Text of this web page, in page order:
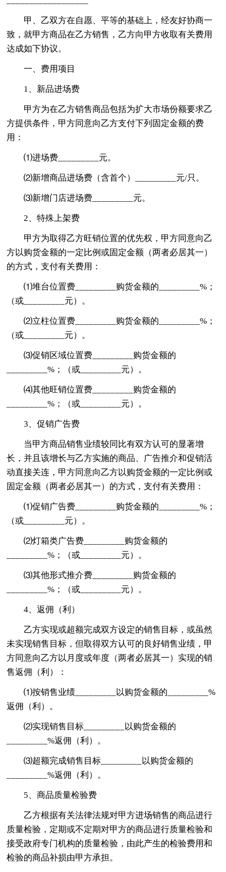
甲、乙双方在自愿、平等的基础上，经友好协商一
致，就甲方商品在乙方销售，乙方向甲方收取有关费用
达成如下协议。
一、费用项目
1、新品进场费
甲方为在乙方销售商品包括为扩大市场份额要求乙
方提供条件，甲方同意向乙方支付下列固定金额的费
用：
⑴进场费_________元。
⑵新增商品进场费（含首个）_________元/只。
⑶新增门店进场费_________元。
2、特殊上架费
甲方为取得乙方旺销位置的优先权，甲方同意向乙
方以购货金额的一定比例或固定金额（两者必居其一）
的方式，支付有关费用：
⑴堆台位置费_________购货金额的_________%；
（或_________元）。
⑵立柱位置费_________购货金额的_________%；
（或_________元）。
⑶促销区域位置费_________购货金额的
_________%；（或_________元）。
⑷其他旺销位置费_________购货金额的
_________%；（或_________元）。
3、促销广告费
当甲方商品销售业绩较同比有双方认可的显著增
长，并且该增长与乙方实施的商品、广告推介和促销活
动直接关连，甲方同意向乙方以购货金额的一定比例或
固定金额（两者必居其一）的方式，支付有关费用：
⑴促销广告费_________购货金额的_________%；
（或_________元）。
⑵灯箱类广告费_________购货金额的
_________%；（或_________元）。
⑶其他形式推介费_________购货金额的
_________%；（或_________元）。
4、返佣（利）
乙方实现或超额完成双方设定的销售目标，或虽然
未实现销售目标，但取得双方认可的良好销售业绩，甲
方同意向乙方以月度或年度（两者必居其一）实现的销
售返佣（利）：
⑴按销售业绩_________以购货金额的_________%
返佣（利）。
⑵实现销售目标_________以购货金额的
_________%返佣（利）。
⑶超额完成销售目标_________以购货金额的
_________%返佣（利）。
5、商品质量检验费
乙方根据有关法律法规对甲方进场销售的商品进行
质量检验，定期或不定期对甲方的商品进行质量检验和
接受政府专门机构的质量检验，由此产生的检验费用和
检验的商品补损由甲方承担。